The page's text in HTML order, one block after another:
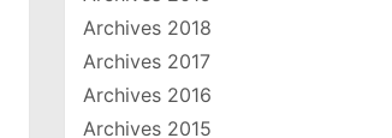
Archives 2018
Archives 2017
Archives 2016
Archives 2015